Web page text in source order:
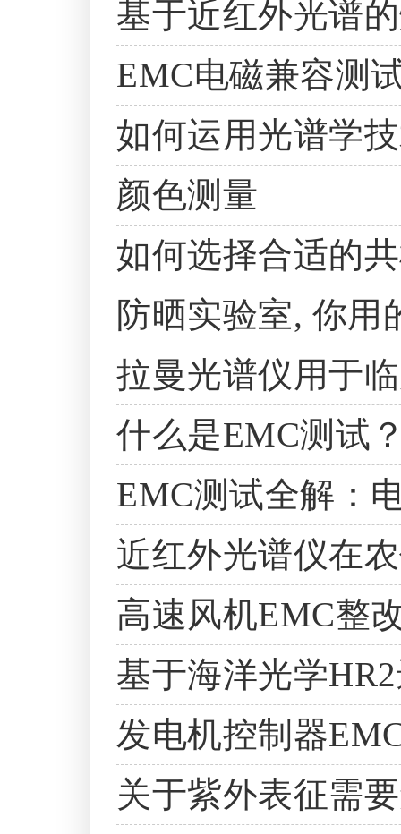
基于近红外光谱
EMC电磁兼容测
如何运用光谱学
颜色测量
如何选择合适的
防晒实验室, 你
拉曼光谱仪用于
什么是EMC测试
EMC测试全解：
近红外光谱仪在
高速风机EMC整
基于海洋光学
发电机控制器
关于紫外表征需